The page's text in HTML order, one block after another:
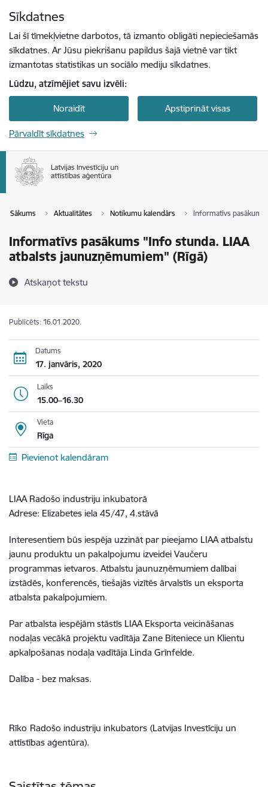
Sīkdatnes
Lai šī tīmekļvietne darbotos, tā izmanto obligāti nepieciešamās
sīkdatnes. Ar Jūsu piekrišanu papildus šajā vietnē var tikt
izmantotas statistikas un sociālo mediju sīkdatnes.
Lūdzu, atzīmējiet savu izvēli:
Noraidīt Apstiprināt visas
Pārvaldīt sīkdatnes
Sākums Aktualitātes Notikumu kalendārs Informatīvs pasākums
Informatīvs pasākums "Info stunda. LIAA
atbalsts jaunuzņēmumiem" (Rīgā)
Atskaņot tekstu
Publicēts: 16.01.2020.
Datums
17. janvāris, 2020
Laiks
15.00–16.30
Vieta
Rīga
Pievienot kalendāram
LIAA Radošo industriju inkubatorā
Adrese: Elizabetes iela 45/47, 4.stāvā
Interesentiem būs iespēja uzzināt par pieejamo LIAA atbalstu
jaunu produktu un pakalpojumu izveidei Vaučeru
programmas ietvaros. Atbalstu jaunuzņēmumiem dalībai
izstādēs, konferencēs, tiešajās vizītēs ārvalstīs un eksporta
atbalsta pakalpojumiem.
Par atbalsta iespējām stāstīs LIAA Eksporta veicināšanas
nodaļas vecākā projektu vadītāja Zane Biteniece un Klientu
apkalpošanas nodaļa vadītāja Linda Grīnfelde.
Dalība - bez maksas.
Rīko Radošo industriju inkubators (Latvijas Investīciju un
attīstības aģentūra).